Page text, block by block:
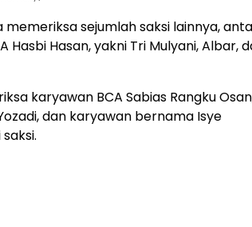
memeriksa sejumlah saksi lainnya,
Hasbi Hasan, yakni Tri Mulyani, Albar,
karyawan BCA Sabias Rangku
dan karyawan bernama Isye